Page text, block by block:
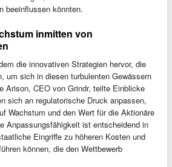
beeinflussen könnten.
inmitten von
die innovativen Strategien hervor, die
um sich in diesen turbulenten Gewässern
Arison, CEO von Grindr, teilte Einblicke
sich an regulatorische Druck anpassen,
Wachstum und den Wert für die Aktionäre
Anpassungsfähigkeit ist entscheidend in
Eingriffe zu höheren Kosten und
können, die den Wettbewerb